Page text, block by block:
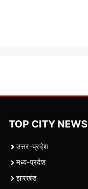
TOP CITY NEWS
उत्तर-प्रदेश
मध्य-प्रदेश
झारखंड